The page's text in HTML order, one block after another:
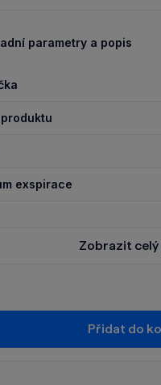
parametry a popis
exspirace
Zobrazit celý
Přidat do